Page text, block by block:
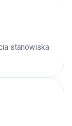
stanowiska